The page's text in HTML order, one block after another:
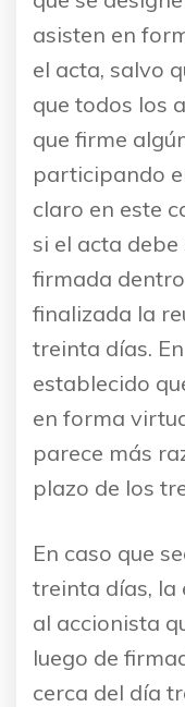
asisten en
el acta, salvo
que todos los
que firme
participando
claro en este
si el acta
firmada
finalizada la
treinta días.
establecido
en forma
parece más
plazo de los
En caso que
treinta días, la
al accionista
luego de
cerca del día